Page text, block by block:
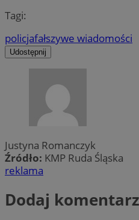
Tagi:
policjafałszywe wiadomości
Udostępnij
Justyna Romanczyk
Źródło: KMP Ruda Śląska
reklama
Dodaj komentarz